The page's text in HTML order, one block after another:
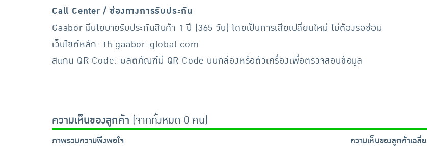
Call Center / ช่องทางการรับประกัน
Gaabor มีนโยบายรับประกันสินค้า 1 ปี (365 วัน) โดยเป็นการเสียเปลี่ยนใหม่ ไม่ต้องรอซ่อม
เว็บไซต์หลัก: th.gaabor-global.com
สแกน QR Code: ผลิตภัณฑ์มี QR Code บนกล่องหรือตัวเครื่องเพื่อตรวจสอบข้อมูล
ความเห็นของลูกค้า (จากทั้งหมด 0 คน)
ภาพรวมความพึงพอใจ ความเห็นของลูกค้าเฉลี่ย